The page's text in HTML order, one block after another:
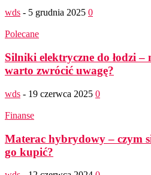
wds - 5 grudnia 2025 0
Polecane
Silniki elektryczne do łodzi
warto zwrócić uwagę?
wds - 19 czerwca 2025 0
Finanse
Materac hybrydowy – czym
go kupić?